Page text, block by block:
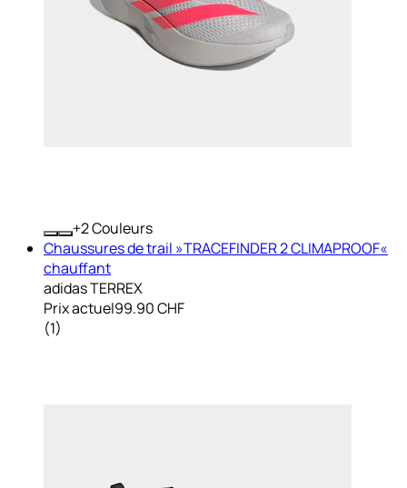
+ Couleurs
Chaussures de trail »TRACEFINDER 2 CLIMAPROOF«
chauffant
adidas TERREX
Prix actuel99.90 CHF
(1)